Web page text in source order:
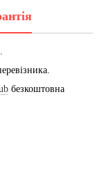
безкоштовна